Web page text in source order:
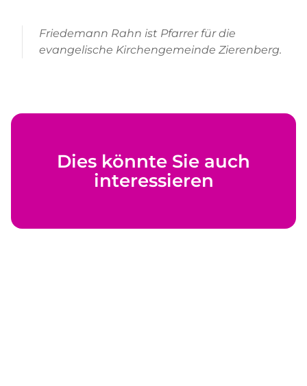
Friedemann Rahn ist Pfarrer für die
evangelische Kirchengemeinde Zierenberg.
Dies könnte Sie auch
interessieren